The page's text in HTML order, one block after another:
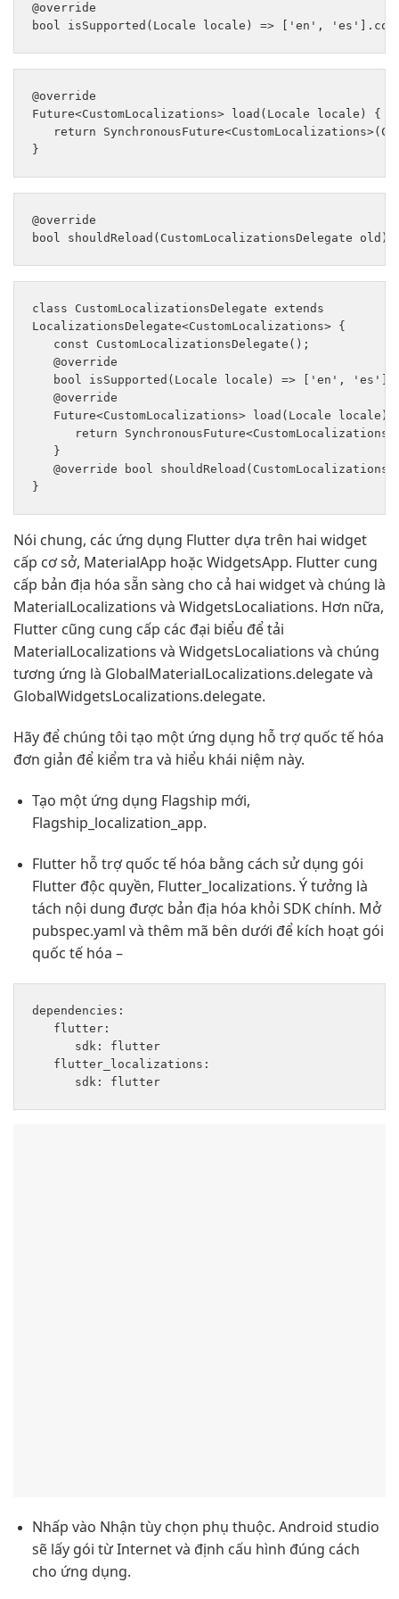
@override
@override
Future<CustomLocalizations> load(Locale locale) {
return
@override
class CustomLocalizationsDelegate extends
LocalizationsDelegate<CustomLocalizations> {
   const CustomLocalizationsDelegate();
   @override
bool isSupported(Locale locale) => ['en',
   @override
Future<CustomLocalizations> load(Locale locale)
return
   }
@override bool
Nói chung, các ứng dụng Flutter dựa trên hai widget
cấp cơ sở, MaterialApp hoặc WidgetsApp. Flutter cung
cấp bản địa hóa sẵn sàng cho cả hai widget và chúng là
MaterialLocalizations và WidgetsLocaliations. Hơn nữa,
Flutter cũng cung cấp các đại biểu để tải
MaterialLocalizations và WidgetsLocaliations và chúng
tương ứng là GlobalMaterialLocalizations.delegate và
GlobalWidgetsLocalizations.delegate.
Hãy để chúng tôi tạo một ứng dụng hỗ trợ quốc tế hóa
đơn giản để kiểm tra và hiểu khái niệm này.
Tạo một ứng dụng Flagship mới,
Flagship_localization_app.
Flutter hỗ trợ quốc tế hóa bằng cách sử dụng gói
Flutter độc quyền, Flutter_localizations. Ý tưởng là
tách nội dung được bản địa hóa khỏi SDK chính. Mở
pubspec.yaml và thêm mã bên dưới để kích hoạt gói
quốc tế hóa –
dependencies:
   flutter:
      sdk: flutter
   flutter_localizations:
Nhấp vào Nhận tùy chọn phụ thuộc. Android studio
sẽ lấy gói từ Internet và định cấu hình đúng cách
cho ứng dụng.